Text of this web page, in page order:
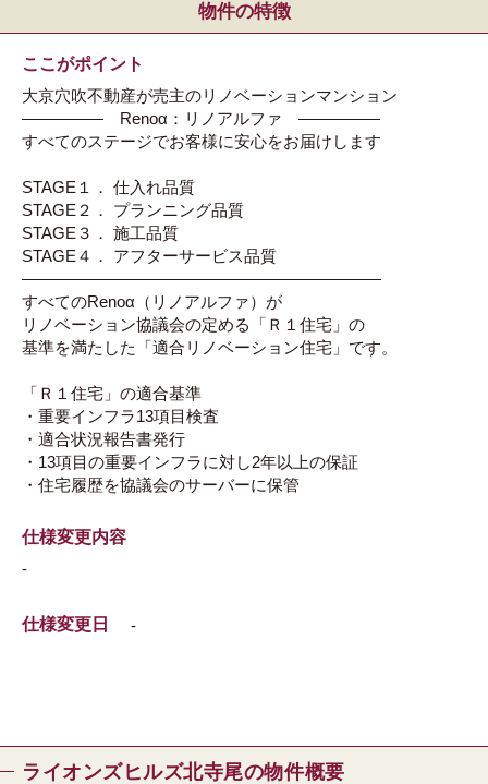
物件の特徴
ここがポイント
大京穴吹不動産が売主のリノベーションマンション
――――― Renoα：リノアルファ ―――――
すべてのステージでお客様に安心をお届けします
STAGE１． 仕入れ品質
STAGE２． プランニング品質
STAGE３． 施工品質
STAGE４． アフターサービス品質
――――――――――――――――――――――
すべてのRenoα（リノアルファ）が
リノベーション協議会の定める「Ｒ１住宅」の
基準を満たした「適合リノベーション住宅」です。
「Ｒ１住宅」の適合基準
・重要インフラ13項目検査
・適合状況報告書発行
・13項目の重要インフラに対し2年以上の保証
・住宅履歴を協議会のサーバーに保管
仕様変更内容
-
仕様変更日 -
ライオンズヒルズ北寺尾の物件概要